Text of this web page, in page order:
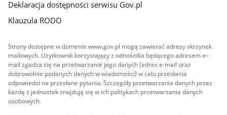
Deklaracja dostępności serwisu Gov.pl
Klauzula RODO
Strony dostępne w domenie www.gov.pl mogą zawierać adresy skrzynek
mailowych. Użytkownik korzystający z odnośnika będącego adresem e-
mail zgadza się na przetwarzanie jego danych (adres e-mail oraz
dobrowolnie podanych danych w wiadomości) w celu przesłania
odpowiedzi na przesłane pytania. Szczegóły przetwarzania danych przez
każdą z jednostek znajdują się w ich politykach przetwarzania danych
osobowych.